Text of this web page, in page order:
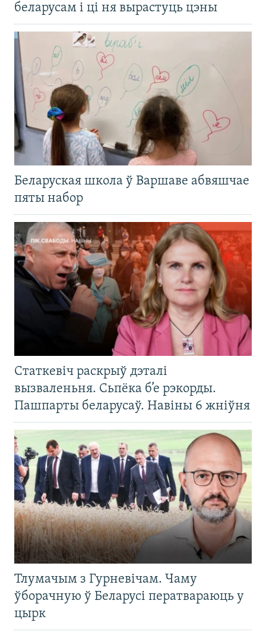
беларусам і ці ня вырастуць цэны
Беларуская школа ў Варшаве абвяшчае
пяты набор
Статкевіч раскрыў дэталі
вызваленьня. Сьпёка б’е рэкорды.
Пашпарты беларусаў. Навіны 6 жніўня
Тлумачым з Гурневічам. Чаму
ўборачную ў Беларусі ператвараюць у
цырк